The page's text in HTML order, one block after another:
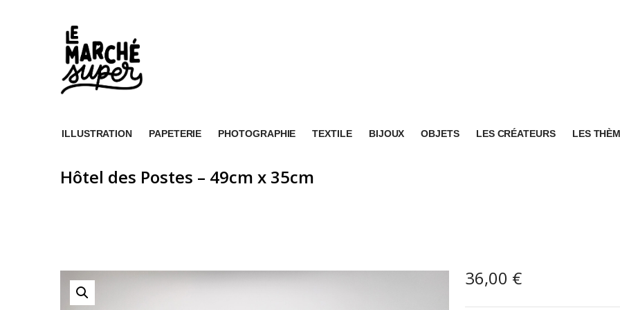
ILLUSTRATION PAPETERIE PHOTOGRAPHIE TEXTILE BIJOUX OBJETS LES CRÉATEURS LES
Hôtel des Postes – 49cm x 35cm
36,00 €